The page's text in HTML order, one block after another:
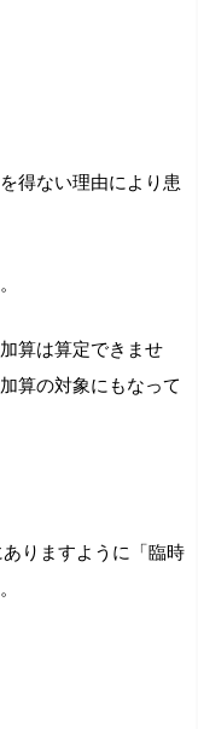
得ない理由により患
算は算定できませ
算の対象にもなって
りますように「臨時